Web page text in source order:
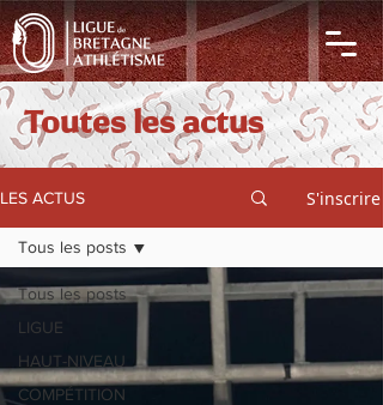
Toutes les actus
LES ACTUS S'inscrire
Tous les posts
LIGUE
HAUT-NIVEAU
COMPÉTITION
Tous les posts